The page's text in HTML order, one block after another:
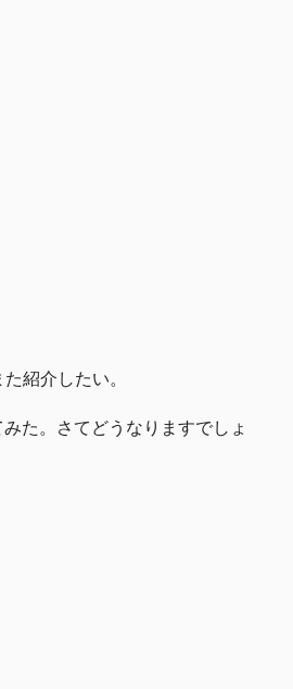
紹介したい。
た。さてどうなりますでしょ